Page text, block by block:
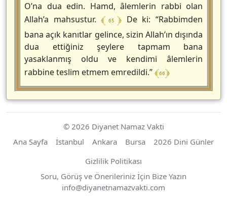
O’na dua edin. Hamd, âlemlerin rabbi olan
Allah’a mahsustur.﴾ 65 ﴿ De ki: “Rabbimden
bana açık kanıtlar gelince, sizin Allah’ın dışında
dua ettiğiniz şeylere tapmam bana
yasaklanmış oldu ve kendimi âlemlerin
rabbine teslim etmem emredildi.”﴾ 66 ﴿
© 2026 Diyanet Namaz Vakti
Ana Sayfa
İstanbul Ankara Bursa
2026 Dini Günler
Gizlilik Politikası
Soru, Görüş ve Önerileriniz İçin Bize Yazın
info@https://diyanetnamazvakti.com
diyanetnamazvakti.com